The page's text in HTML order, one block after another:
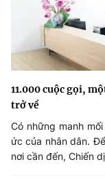
11.000 cuộc gọi,
trở về
Có những manh
ức của nhân dân.
nơi cần đến, Chiến